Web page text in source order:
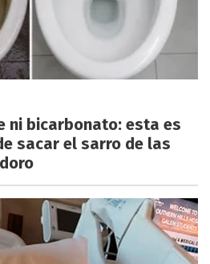
ni bicarbonato: esta es
sacar el sarro de las